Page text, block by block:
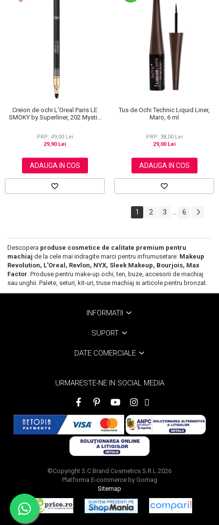
Creion de ochi L'Oreal Paris LE
SMOKY by Superliner, 202 Mystic
PRP: 49,00 Lei
29,90 Lei
ADAUGA IN COS
Tus de Ochi Technic Liquid Liner,
Maro, 6 ml
PRP: 38,00 Lei
29,00 Lei
ADAUGA IN COS
1 2 3 ... 6
Descopera produse cosmetice de calitate premium pentru
machiaj de la cele mai indragite marci pentru infrumusetare: Makeup
Revolution, L'Oreal, Revlon, NYX, Sleek Makeup, Bourjois, Max
Factor. Produse pentru make-up ochi, ten, buze, accesorii de machiaj
sau unghii. Palete, seturi, kit-uri, truse machiaj si articole pentru bronzat.
INFORMATII
SUPORT
DATE COMERCIALE
URMARESTE-NE IN SOCIAL MEDIA
©Copyright S.C Brand Cosmetics S.R.L 2026
Platforma E-commerce by Gomag
Sitemap